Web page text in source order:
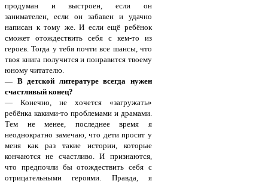
продуман и выстроен, если он
занимателен, если он забавен и удачно
написан к тому же. И если ещё ребёнок
сможет отождествить себя с кем-то из
героев. Тогда у тебя почти все шансы, что
твоя книга получится и понравится твоему
юному читателю.
— В детской литературе всегда нужен
счастливый конец?
— Конечно, не хочется «загружать»
ребёнка какими-то проблемами и драмами.
Тем не менее, последнее время я
неоднократно замечаю, что дети просят у
меня как раз такие истории, которые
кончаются не счастливо. И признаются,
что предпочли бы отождествить себя с
отрицательными героями. Правда, я